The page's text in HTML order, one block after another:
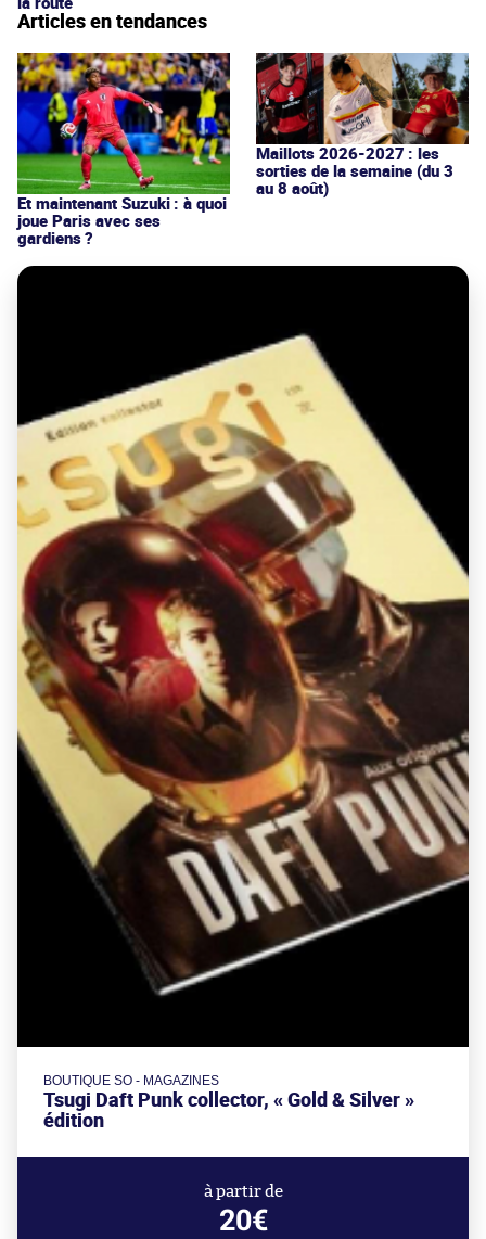
Articles en tendances
Et maintenant Suzuki : à quoi
joue Paris avec ses
gardiens ?
Maillots 2026-2027 : les
sorties de la semaine (du 3
au 8 août)
BOUTIQUE SO - MAGAZINES
Tsugi Daft Punk collector, « Gold & Silver »
édition
à partir de
20€